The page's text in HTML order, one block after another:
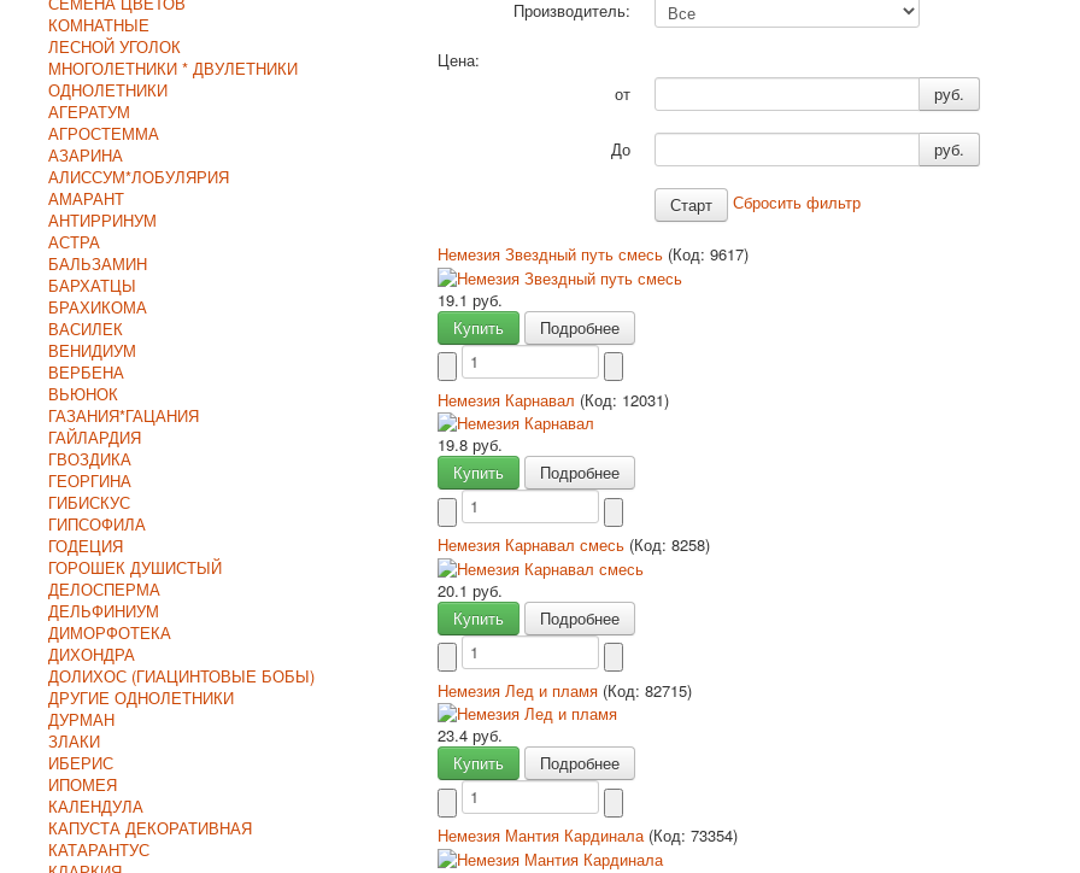
КОМНАТНЫЕ
ЛЕСНОЙ УГОЛОК
МНОГОЛЕТНИКИ * ДВУЛЕТНИКИ
ОДНОЛЕТНИКИ
АГЕРАТУМ
АГРОСТЕММА
АЗАРИНА
АЛИССУМ*ЛОБУЛЯРИЯ
АМАРАНТ
АНТИРРИНУМ
АСТРА
БАЛЬЗАМИН
БАРХАТЦЫ
БРАХИКОМА
ВАСИЛЕК
ВЕНИДИУМ
ВЕРБЕНА
ВЬЮНОК
ГАЗАНИЯ*ГАЦАНИЯ
ГАЙЛАРДИЯ
ГВОЗДИКА
ГЕОРГИНА
ГИБИСКУС
ГИПСОФИЛА
ГОДЕЦИЯ
ГОРОШЕК ДУШИСТЫЙ
ДЕЛОСПЕРМА
ДЕЛЬФИНИУМ
ДИМОРФОТЕКА
ДИХОНДРА
ДОЛИХОС (ГИАЦИНТОВЫЕ БОБЫ)
ДРУГИЕ ОДНОЛЕТНИКИ
ДУРМАН
ЗЛАКИ
ИБЕРИС
ИПОМЕЯ
КАЛЕНДУЛА
КАПУСТА ДЕКОРАТИВНАЯ
КАТАРАНТУС
Производитель:
Цена:
от
руб.
До руб.
Сбросить фильтр
Немезия Звездный путь смесь (Код: 9617)
19.1 руб.
Купить
Подробнее
Немезия Карнавал (Код: 12031)
19.8 руб.
Купить
Подробнее
Немезия Карнавал смесь (Код: 8258)
20.1 руб.
Купить
Подробнее
Немезия Лед и пламя (Код: 82715)
23.4 руб.
Купить
Подробнее
Немезия Мантия Кардинала (Код: 73354)